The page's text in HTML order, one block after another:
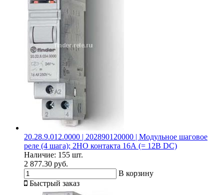
20.28.9.012.0000 | 202890120000 | Модульное шаговое
реле (4 шага); 2НО контакта 16А (= 12В DC)
Наличие: 155 шт.
2 877.30 руб.
В корзину
Быстрый заказ